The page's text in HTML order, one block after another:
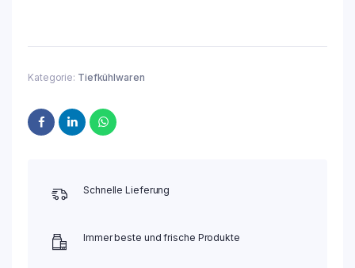
Kategorie: Tiefkühlwaren
Schnelle Lieferung
Immer beste und frische Produkte